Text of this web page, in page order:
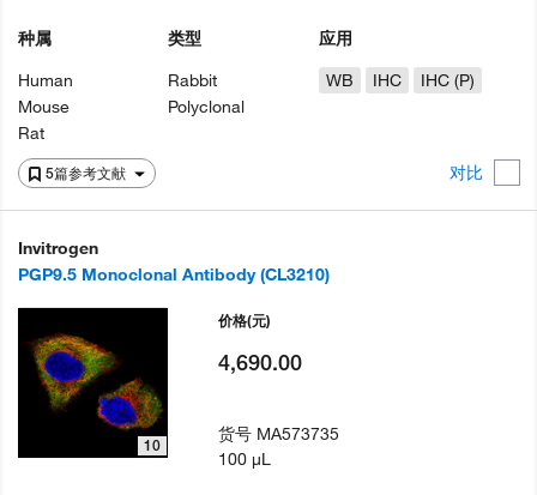
5篇参考文献 对比
种属
Human
Mouse
Rat
类型
Rabbit
Polyclonal
应用
WB
IHC IHC (P)
Invitrogen
PGP9.5 Monoclonal Antibody (CL3210)
10
价格(元)
4,690.00
货号 MA573735
100 µL